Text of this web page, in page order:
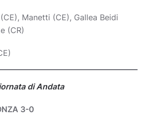
Manetti (CE), Gallea Beidi
(CR)
di Andata
3-0